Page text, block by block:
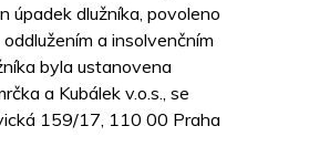
úpadek dlužníka, povoleno
a insolvenčním
byla ustanovena
a Kubálek v.o.s., se
159/17, 110 00 Praha